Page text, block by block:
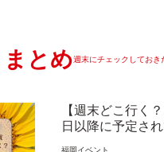
まとめ週末にチェックしておき
【週末どこ行く
日以降に予定さ
福岡 イベント